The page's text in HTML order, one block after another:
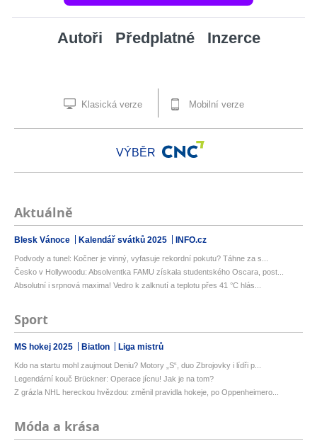
Autoři Předplatné Inzerce
Klasická verze Mobilní verze
VÝBĚR
Aktuálně
Blesk Vánoce Kalendář svátků 2025 INFO.cz
Podvody a tunel: Kočner je vinný, vyfasuje rekordní pokutu? Táhne za s...
Česko v Hollywoodu: Absolventka FAMU získala studentského Oscara, post...
Absolutní i srpnová maxima! Vedro k zalknutí a teplotu přes 41 °C hlás...
Sport
MS hokej 2025 Biatlon Liga mistrů
Kdo na startu mohl zaujmout Deniu? Motory „S“, duo Zbrojovky i lídři p...
Legendární kouč Brückner: Operace jícnu! Jak je na tom?
Z grázla NHL hereckou hvězdou: změnil pravidla hokeje, po Oppenheimero...
Móda a krása